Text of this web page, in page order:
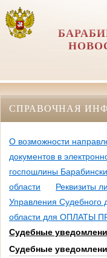
СПРАВОЧНАЯ
О возможности
документов в
госпошлины
области
Реквизиты
Управления Судебного
области для ОПЛАТЫ
Судебные
Судебные